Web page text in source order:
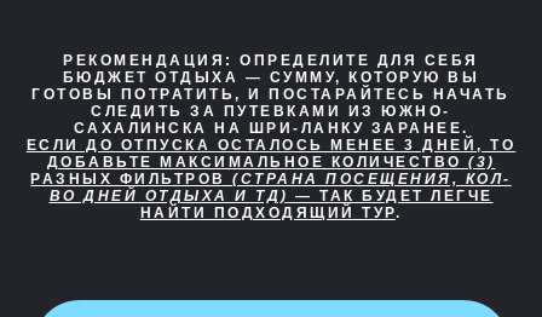
РЕКОМЕНДАЦИЯ:
ОПРЕДЕЛИТЕ ДЛЯ СЕБЯ
БЮДЖЕТ ОТДЫХА — СУММУ, КОТОРУЮ ВЫ
ГОТОВЫ ПОТРАТИТЬ, И ПОСТАРАЙТЕСЬ НАЧАТЬ
СЛЕДИТЬ ЗА ПУТЕВКАМИ ИЗ ЮЖНО-
САХАЛИНСКА НА ШРИ-ЛАНКУ ЗАРАНЕЕ.
ЕСЛИ ДО ОТПУСКА ОСТАЛОСЬ МЕНЕЕ 3 ДНЕЙ, ТО
ДОБАВЬТЕ МАКСИМАЛЬНОЕ КОЛИЧЕСТВО (3)
РАЗНЫХ ФИЛЬТРОВ(СТРАНА ПОСЕЩЕНИЯ, КОЛ-
ВО ДНЕЙ ОТДЫХА И ТД) — ТАК БУДЕТ ЛЕГЧЕ
НАЙТИ ПОДХОДЯЩИЙ ТУР.